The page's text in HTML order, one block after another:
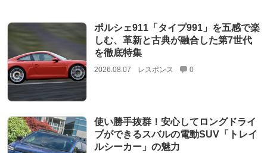
ポルシェ911「タイプ991」を五感で楽
しむ、革新と古典が融合した第7世代
を徹底特集
2026.08.07 レスポンス 0
使い勝手抜群！安心してロングドライ
ブができるスバルの電動SUV「トレイ
ルシーカー」の魅力